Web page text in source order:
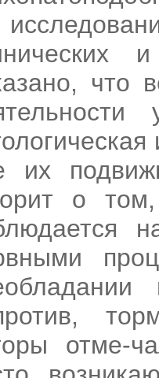
что
их
о
отме-